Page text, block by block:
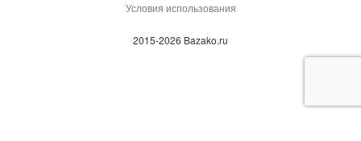
Условия использования
2015-2026 Bazako.ru